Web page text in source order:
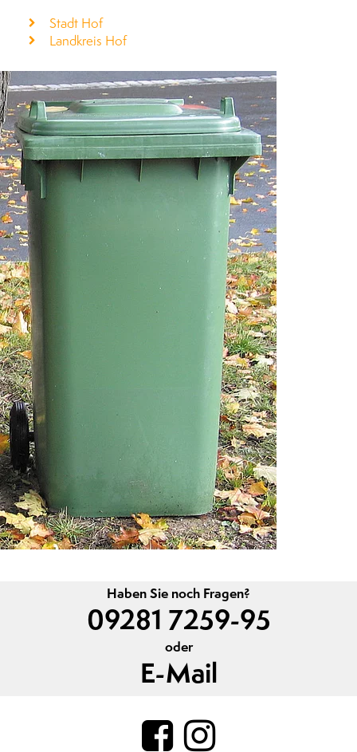
Stadt Hof
Landkreis Hof
Haben Sie noch Fragen?
09281 7259-95
oder
E-Mail